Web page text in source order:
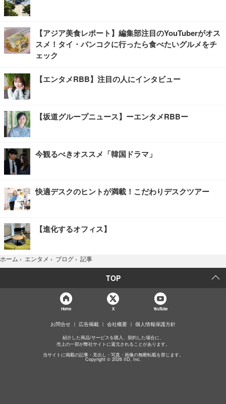
【アジア美食レポート】編集部注目のYouTuberがオス
スメ！タイ・バンコクに行ったら食べたいグルメをチ
ェック
【エンタメRBB】注目の人にインタビュー
【坂道グループニュース】ーエンタメRBBー
今観るべきオススメ「韓国ドラマ」
快適デスクのヒントが満載！こだわりデスクツアー
【進化するオフィス】
ホーム › エンタメ › ブログ › 記事
TOP
Home X YouTube
お問合せ 広告掲載 会社概要 個人情報保護方針
紹介した商品/サービスを購入、契約した場合に、
売上の一部が弊社サイトに還元されることがあります。
当サイトに掲載の記事・見出し・写真・画像の無断転載を禁じます。
Copyright © 2026 IID, Inc.